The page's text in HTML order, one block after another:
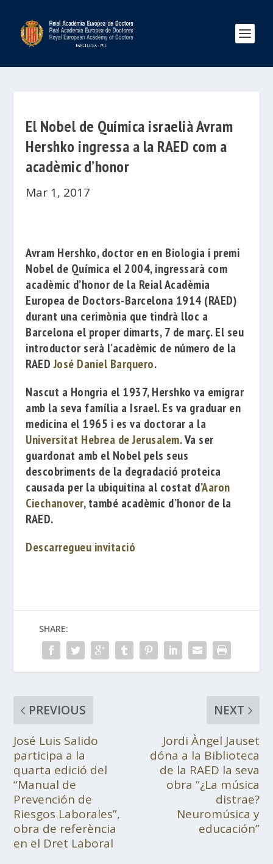
El Nobel de Química israelià Avram
Hershko ingressa a la RAED com a
acadèmic d’honor
Mar 1, 2017
Avram Hershko, doctor en en Biologia i premi
Nobel de Química el 2004, ingressarà com
acadèmic d’honor de la Reial Acadèmia
Europea de Doctors-Barcelona 1914 (RAED)
durant una cerimònia que tindrà lloc a
Barcelona el proper dimarts, 7 de març. El seu
introductor serà l’acadèmic de número de la
RAEDJosé Daniel Barquero.
Nascut a Hongria el 1937, Hershko va emigrar
amb la seva família a Israel. Es va graduar en
medicina el 1965 i es va doctorar a la
Universitat Hebrea de Jerusalem. Va ser
guardonat amb el Nobel pels seus
descobriments de la degradació proteica
causada per la ubiquitina al costat d’Aaron
Ciechanover, també acadèmic d’honor de la
RAED.
Descarregueu invitació
SHARE:
PREVIOUS
José Luis Salido
participa a la
quarta edició del
“Manual de
Prevención de
Riesgos Laborales”,
obra de referència
en el Dret Laboral
NEXT
Jordi Àngel Jauset
dóna a la Biblioteca
de la RAED la seva
obra “¿La música
distrae?
Neuromúsica y
educación”